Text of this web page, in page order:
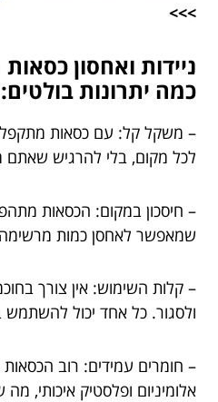
>>>
ניידות ואחסון
כמה יתרונות בולטים:
– משקל קל: עם כסאות
לכל מקום, בלי להרגיש שאתם
– חיסכון במקום: הכסאות
שמאפשר לאחסן כמות
– קלות השימוש: אין צורך
ולסגור. כל אחד יכול
– חומרים עמידים: רוב הכסאות
אלומיניום ופלסטיק איכותי,